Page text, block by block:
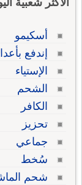
الاكثر شعبية
أسكيمو
إندفع
الإستياء
الشحم
الكافر
تحزيز
جماعي
سُخط
شحم